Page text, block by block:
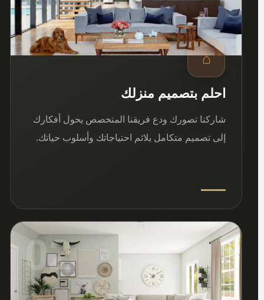
⌂
احلم بتصميم منزلك
شاركنا تصورك ودع فريقنا المتخصص يحول أفكارك
إلى تصميم متكامل يلائم احتياجاتك وأسلوب حياتك.
02